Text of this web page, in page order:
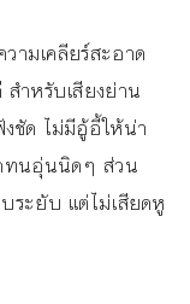
ามเคลียร์สะอาด
ำหรับเสียงย่าน
งชัด ไม่มีอู้อี้ให้น่า
ทนอุ่นนิดๆ ส่วน
ระยับ แต่ไม่เสียดหู